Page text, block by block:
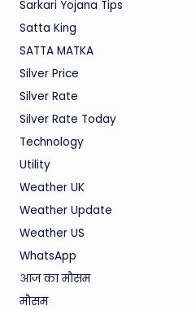
Sarkari Yojana Tips
Satta King
SATTA MATKA
Silver Price
Silver Rate
Silver Rate Today
Technology
Utility
Weather UK
Weather Update
Weather US
WhatsApp
आज का मौसम
मौसम